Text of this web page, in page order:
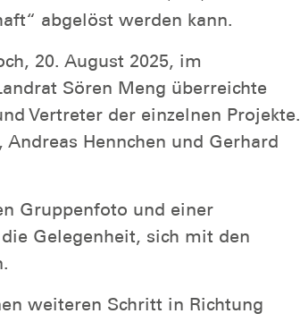
abgelöst werden kann.
20. August 2025, im
Sören Meng überreichte
Vertreter der einzelnen Projekte.
Hennchen und Gerhard
Gruppenfoto und einer
Gelegenheit, sich mit den
weiteren Schritt in Richtung